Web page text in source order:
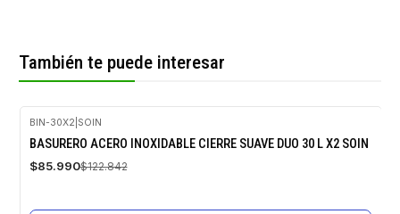
También te puede interesar
-30%
OFF
BIN-30X2 SOIN
BASURERO ACERO INOXIDABLE CIERRE SUAVE DUO 30 L X2 SOIN
$85.990$122.842